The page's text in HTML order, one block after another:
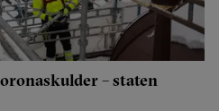
– staten